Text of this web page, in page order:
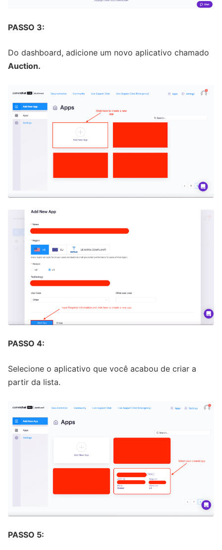
PASSO 3:
Do dashboard, adicione um novo aplicativo chamado
Auction.
PASSO 4:
Selecione o aplicativo que você acabou de criar a
partir da lista.
PASSO 5: